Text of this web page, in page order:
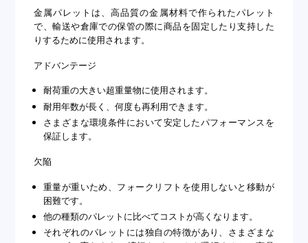
金属パレットは、高品質の金属材料で作られたパレット
で、輸送や倉庫での保管の際に商品を固定したり支持した
りするために使用されます。
アドバンテージ
耐荷重の大きい超重量物に使用されます。
耐用年数が長く、何度も再利用できます。
さまざまな環境条件において安定したパフォーマンスを
保証します。
欠陥
重量が重いため、フォークリフトを使用しないと移動が
困難です。
他の種類のパレットに比べてコストが高くなります。
それぞれのパレットには独自の特徴があり、さまざまな